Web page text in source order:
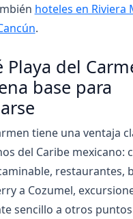
hoteles en Riviera
.
Playa del
base para
tiene una ventaja
del Caribe mexicano:
restaurantes,
a Cozumel,
sencillo a otros puntos